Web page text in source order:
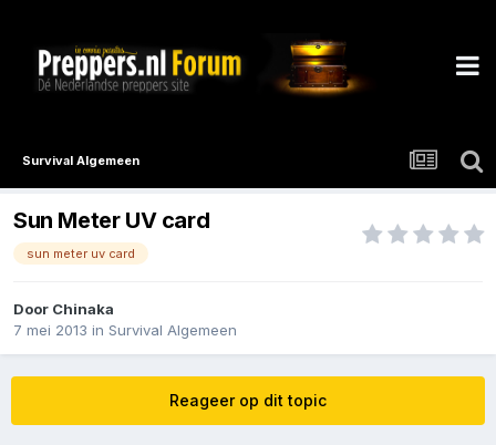
Survival Algemeen
Sun Meter UV card
sun meter uv card
Door Chinaka
7 mei 2013 in Survival Algemeen
Reageer op dit topic